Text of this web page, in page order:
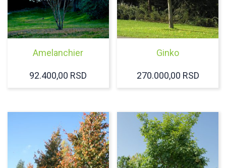
Amelanchier
92.400,00 RSD
Ginko
270.000,00 RSD